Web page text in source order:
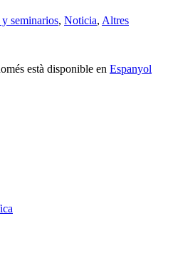
y seminarios, Noticia, Altres
està disponible en Espanyol